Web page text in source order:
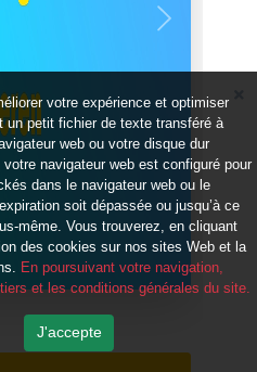
Suivant
votre expérience et optimiser
petit fichier de texte transféré à
web ou votre disque dur
navigateur web est configuré pour
dans le navigateur web ou le
soit dépassée ou jusqu’à ce
même. Vous trouverez, en cliquant
des cookies sur nos sites Web et la
En poursuivant votre navigation,
et les conditions générales du site.
J'accepte